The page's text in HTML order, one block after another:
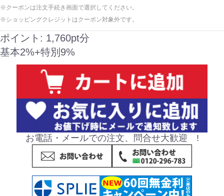
※クーポンは注文手続き画面で選択してください。
※ショッピングクレジットはクーポン対象外です。
ポイント: 1,760pt分
基本2%+特別9%
お電話・メールでの注文、問合せ大歓迎 !